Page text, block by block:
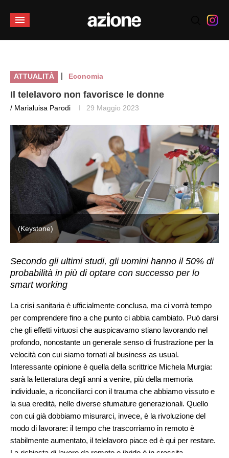
ATTUALITÀ | Economia
Il telelavoro non favorisce le donne
/ Marialuisa Parodi 29 Maggio 2023
(Keystone)
Secondo gli ultimi studi, gli uomini hanno il 50% di
probabilità in più di optare con successo per lo
smart working
La crisi sanitaria è ufficialmente conclusa, ma ci vorrà tempo
per comprendere fino a che punto ci abbia cambiato. Può darsi
che gli effetti virtuosi che auspicavamo stiano lavorando nel
profondo, nonostante un generale senso di frustrazione per la
velocità con cui siamo tornati al business as usual.
Interessante opinione è quella della scrittrice Michela Murgia:
sarà la letteratura degli anni a venire, più della memoria
individuale, a riconciliarci con il trauma che abbiamo vissuto e
la sua eredità, nelle diverse sfumature generazionali. Quello
con cui già dobbiamo misurarci, invece, è la rivoluzione del
modo di lavorare: il tempo che trascorriamo in remoto è
stabilmente aumentato, il telelavoro piace ed è qui per restare.
La richiesta di lavoro da remoto e ibrido è in crescita